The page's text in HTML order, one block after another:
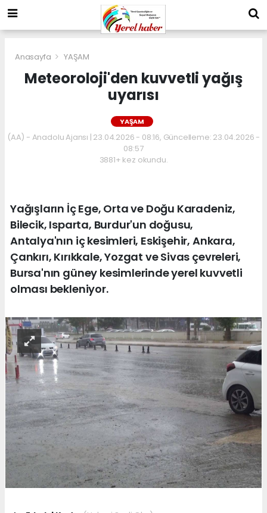
Anasayfa YAŞAM
Meteoroloji'den kuvvetli yağış
uyarısı
YAŞAM
(AA) - Anadolu Ajansı | 23.04.2026 - 08:16, Güncelleme: 23.04.2026 -
08:57
3881+ kez okundu.
Yağışların İç Ege, Orta ve Doğu Karadeniz,
Bilecik, Isparta, Burdur'un doğusu,
Antalya'nın iç kesimleri, Eskişehir, Ankara,
Çankırı, Kırıkkale, Yozgat ve Sivas çevreleri,
Bursa'nın güney kesimlerinde yerel kuvvetli
olması bekleniyor.